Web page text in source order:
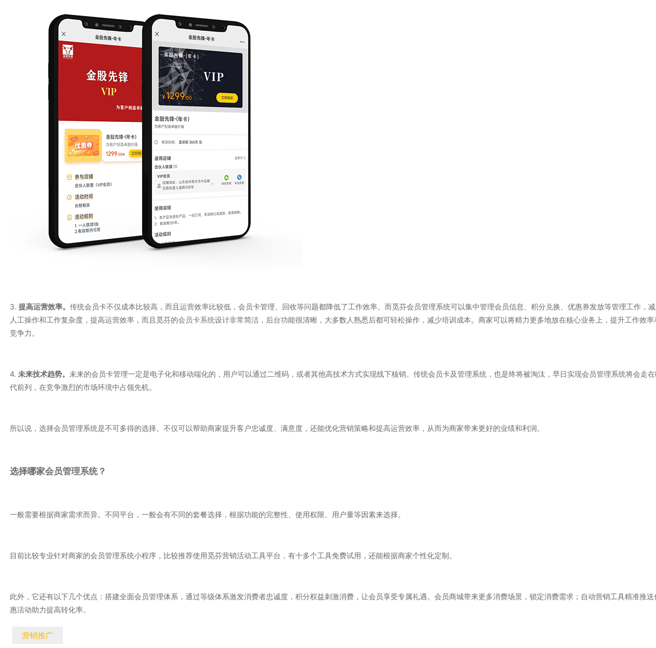
3. 提高运营效率。 传统会员卡不仅成本比较高，而且运营效率比较低，会员卡管理、回收等问题都降低了工作效率。而觅芬会员管理系统可以集中管理会员信息、积分兑换、优惠券发放等管理工作，
人工操作和工作复杂度，提高运营效率，而且觅芬的会员卡系统设计非常简洁，后台功能很清晰，大多数人熟悉后都可轻松操作，减少培训成本。商家可以将精力更多地放在核心业务上，提升工作效率
竞争力。
4. 未来技术趋势。 未来的会员卡管理一定是电子化和移动端化的，用户可以通过二维码，或者其他高技术方式实现线下核销。传统会员卡及管理系统，也是终将被淘汰，早日实现会员管理系统将会走
代前列，在竞争激烈的市场环境中占领先机。
所以说，选择会员管理系统是不可多得的选择。不仅可以帮助商家提升客户忠诚度、满意度，还能优化营销策略和提高运营效率，从而为商家带来更好的业绩和利润。
选择哪家会员管理系统？
一般需要根据商家需求而异。不同平台，一般会有不同的套餐选择，根据功能的完整性、使用权限、用户量等因素来选择。
目前比较专业针对商家的会员管理系统小程序，比较推荐使用觅芬营销活动工具平台，有十多个工具免费试用，还能根据商家个性化定制。
此外，它还有以下几个优点：搭建全面会员管理体系，通过等级体系激发消费者忠诚度，积分权益刺激消费，让会员享受专属礼遇。会员商城带来更多消费场景，锁定消费需求；自动营销工具精准推送
惠活动助力提高转化率。
营销推广